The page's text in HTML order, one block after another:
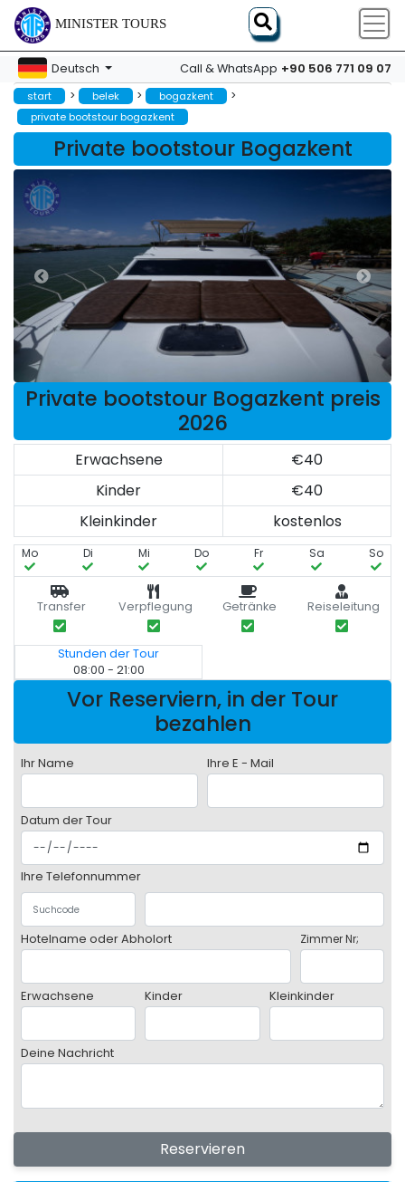
MINISTER TOURS
Deutsch Call & WhatsApp +90 506 771 09 07
start > belek > bogazkent >
private bootstour bogazkent
Private bootstour Bogazkent
Private bootstour Bogazkent preis
2026
Erwachsene
€40
Kinder
€40
Kleinkinder
kostenlos
Mo Di Mi Do Fr Sa So
Transfer Verpflegung Getränke Reiseleitung
Stunden der Tour
08:00 - 21:00
Vor Reserviern, in der Tour
bezahlen
Ihr Name Ihre E - Mail
Datum der Tour
Ihre Telefonnummer
Hotelname oder Abholort Zimmer Nr;
Erwachsene Kinder Kleinkinder
Deine Nachricht
Reservieren